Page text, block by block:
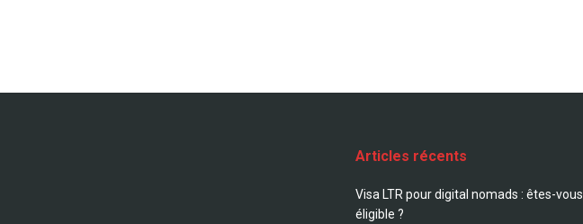
Articles récents
Visa LTR pour digital nomads : êtes-vous
éligible ?